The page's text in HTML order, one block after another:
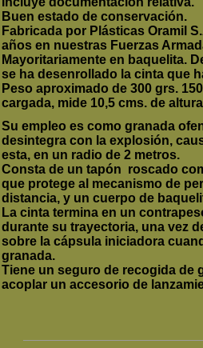
Buen estado de conservación.
Fabricada por Plásticas Oramil
años en nuestras Fuerzas
Mayoritariamente en baquelita.
se ha desenrollado la cinta que
Peso aproximado de 300 grs.
cargada, mide 10,5 cms. de
Su empleo es como granada
desintegra con la explosión,
esta, en un radio de 2 metros.
Consta de un tapón roscado
que protege al mecanismo de
distancia, y un cuerpo de
La cinta termina en un
durante su trayectoria, una vez
sobre la cápsula iniciadora
granada.
Tiene un seguro de recogida de
acoplar un accesorio de